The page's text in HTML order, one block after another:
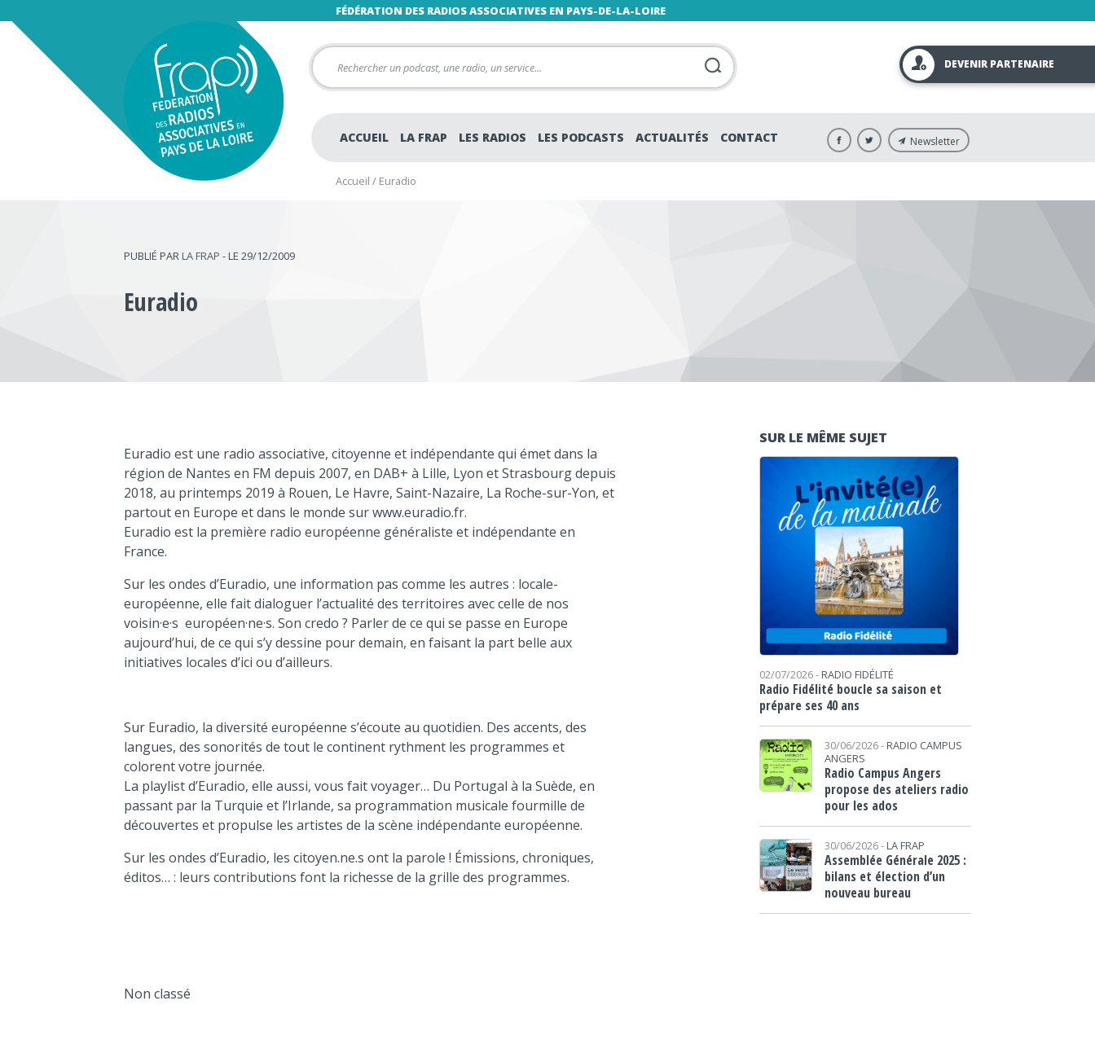
FÉDÉRATION DES RADIOS ASSOCIATIVES EN PAYS-DE-LA-LOIRE
DEVENIR PARTENAIRE
ACCUEIL LA FRAP LES RADIOS LES PODCASTS ACTUALITÉS CONTACT Newsletter
Accueil / Euradio
PUBLIÉ PAR LA FRAP - LE 29/12/2009
Euradio
Euradio est une radio associative, citoyenne et indépendante qui émet dans la
région de Nantes en FM depuis 2007, en DAB+ à Lille, Lyon et Strasbourg depuis
2018, au printemps 2019 à Rouen, Le Havre, Saint-Nazaire, La Roche-sur-Yon, et
partout en Europe et dans le monde sur www.euradio.fr.
Euradio est la première radio européenne généraliste et indépendante en
France.
Sur les ondes d’Euradio, une information pas comme les autres : locale-
européenne, elle fait dialoguer l’actualité des territoires avec celle de nos
voisin·e·s européen·ne·s. Son credo ? Parler de ce qui se passe en Europe
aujourd’hui, de ce qui s’y dessine pour demain, en faisant la part belle aux
initiatives locales d’ici ou d’ailleurs.
Sur Euradio, la diversité européenne s’écoute au quotidien. Des accents, des
langues, des sonorités de tout le continent rythment les programmes et
colorent votre journée.
La playlist d’Euradio, elle aussi, vous fait voyager… Du Portugal à la Suède, en
passant par la Turquie et l’Irlande, sa programmation musicale fourmille de
découvertes et propulse les artistes de la scène indépendante européenne.
Sur les ondes d’Euradio, les citoyen.ne.s ont la parole ! Émissions, chroniques,
éditos… : leurs contributions font la richesse de la grille des programmes.
SUR LE MÊME SUJET
02/07/2026 - RADIO FIDÉLITÉ
Radio Fidélité boucle sa saison et
prépare ses 40 ans
30/06/2026 - RADIO CAMPUS
ANGERS
Radio Campus Angers
propose des ateliers radio
pour les ados
30/06/2026 - LA FRAP
Assemblée Générale 2025 :
bilans et élection d’un
nouveau bureau
Non classé